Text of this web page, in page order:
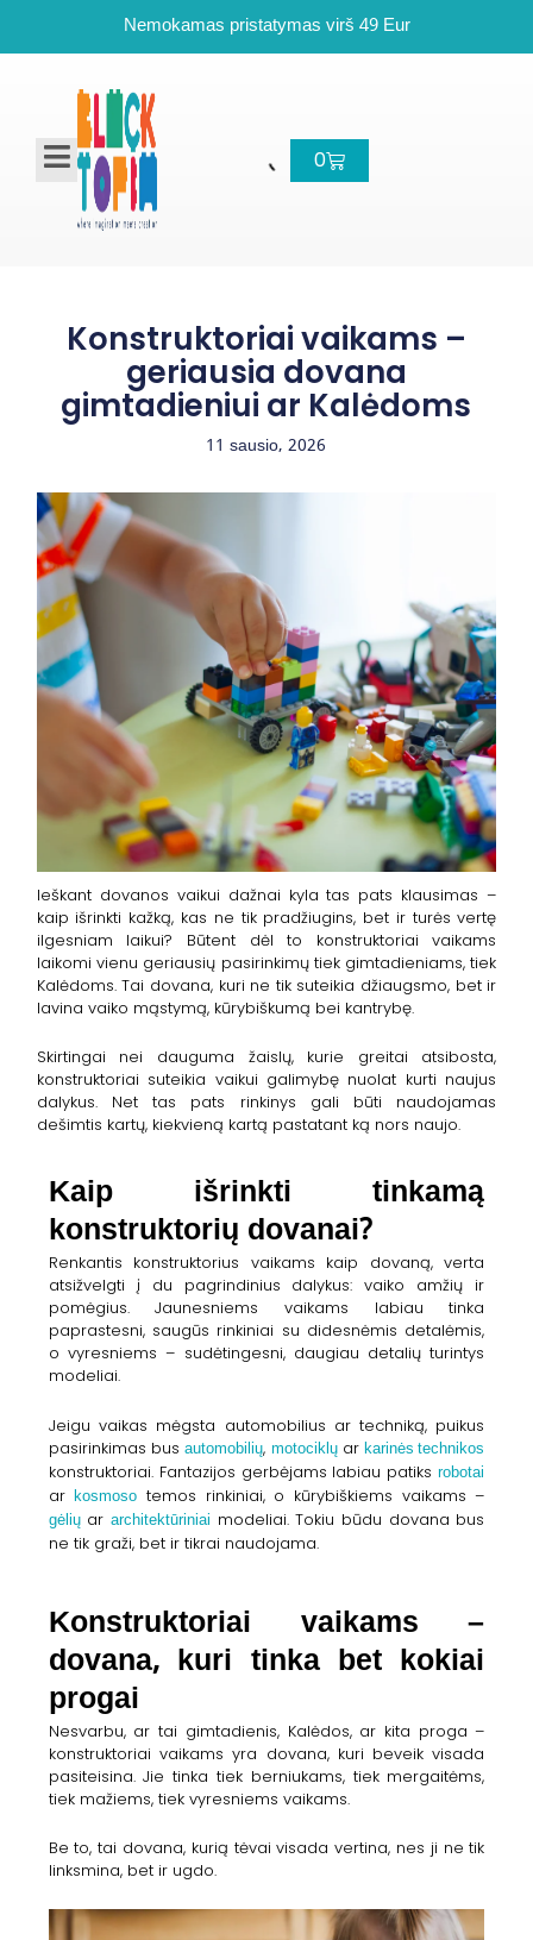
Nemokamas pristatymas virš 49 Eur
0
Cart
Konstruktoriai vaikams –
geriausia dovana
gimtadieniui ar Kalėdoms
11 sausio, 2026
Ieškant dovanos vaikui dažnai kyla tas pats klausimas –
kaip išrinkti kažką, kas ne tik pradžiugins, bet ir turės vertę
ilgesniam laikui? Būtent dėl to konstruktoriai vaikams
laikomi vienu geriausių pasirinkimų tiek gimtadieniams, tiek
Kalėdoms. Tai dovana, kuri ne tik suteikia džiaugsmo, bet ir
lavina vaiko mąstymą, kūrybiškumą bei kantrybę.
Skirtingai nei dauguma žaislų, kurie greitai atsibosta,
konstruktoriai suteikia vaikui galimybę nuolat kurti naujus
dalykus. Net tas pats rinkinys gali būti naudojamas
dešimtis kartų, kiekvieną kartą pastatant ką nors naujo.
Kaip išrinkti tinkamą
konstruktorių dovanai?
Renkantis konstruktorius vaikams kaip dovaną, verta
atsižvelgti į du pagrindinius dalykus: vaiko amžių ir
pomėgius. Jaunesniems vaikams labiau tinka
paprastesni, saugūs rinkiniai su didesnėmis detalėmis,
o vyresniems – sudėtingesni, daugiau detalių turintys
modeliai.
Jeigu vaikas mėgsta automobilius ar techniką, puikus
pasirinkimas busautomobilių, motociklųarkarinės technikos
konstruktoriai. Fantazijos gerbėjams labiau patiksrobotai
arkosmoso temos rinkiniai, o kūrybiškiems vaikams –
gėliųararchitektūriniai modeliai. Tokiu būdu dovana bus
ne tik graži, bet ir tikrai naudojama.
Konstruktoriai vaikams –
dovana, kuri tinka bet kokiai
progai
Nesvarbu, ar tai gimtadienis, Kalėdos, ar kita proga –
konstruktoriai vaikams yra dovana, kuri beveik visada
pasiteisina. Jie tinka tiek berniukams, tiek mergaitėms,
tiek mažiems, tiek vyresniems vaikams.
Be to, tai dovana, kurią tėvai visada vertina, nes ji ne tik
linksmina, bet ir ugdo.